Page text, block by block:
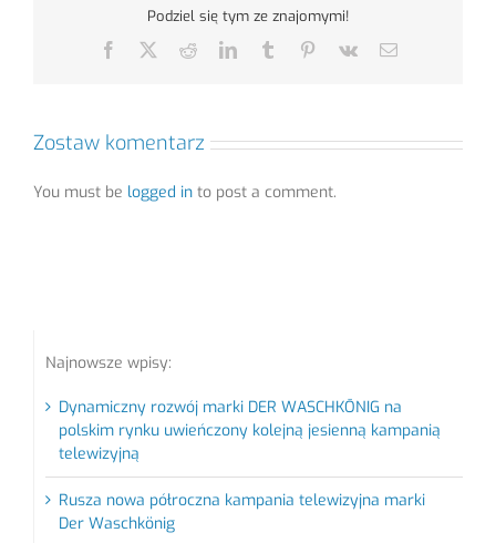
Podziel się tym ze znajomymi!
Facebook RedditLinkedInTumblr Pinterest
Vk Email
Zostaw komentarz
You must be logged in to post a comment.
Najnowsze wpisy:
Dynamiczny rozwój marki DER WASCHKŌNIG na
polskim rynku uwieńczony kolejną jesienną kampanią
telewizyjną
Rusza nowa półroczna kampania telewizyjna marki
Der Waschkönig